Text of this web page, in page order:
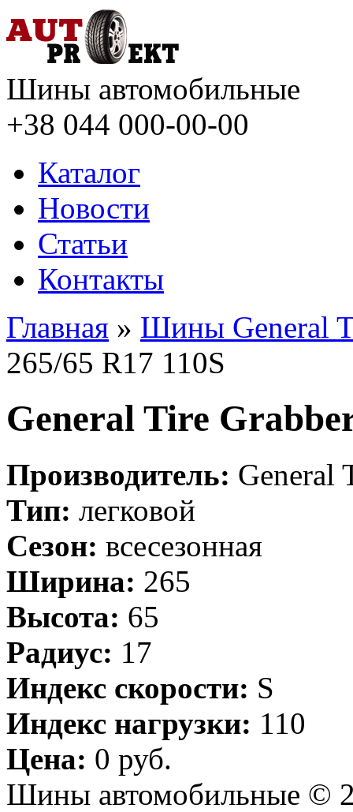
Шины автомобильные
+38 044 000-00-00
Каталог
Новости
Статьи
Контакты
Главная » Шины General
265/65 R17 110S
General Tire
Производитель: General
Тип: легковой
Сезон: всесезонная
Ширина: 265
Высота: 65
Радиус: 17
Индекс скорости: S
Индекс нагрузки: 110
Цена: 0 руб.
Шины автомобильные ©